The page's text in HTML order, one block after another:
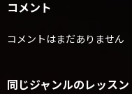
コメント
コメントはまだありません
同じジャンルのレッスン